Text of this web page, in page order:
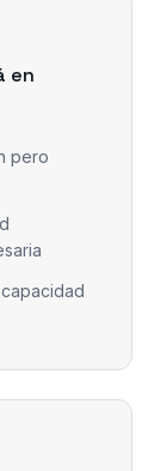
en
pero